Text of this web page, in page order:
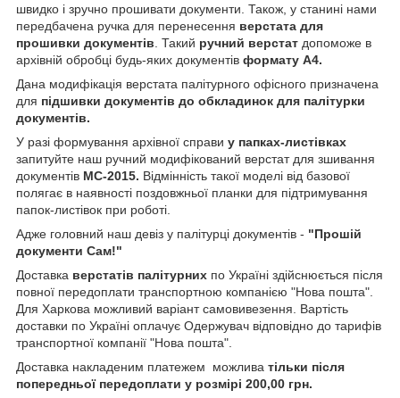
швидко і зручно прошивати документи. Також, у станині нами
передбачена ручка для перенесення верстата для
прошивки документів . Такий ручний верстат допоможе в
архівній обробці будь-яких документів формату А4.
Дана модифікація верстата палітурного офісного призначена
для підшивки документів до обкладинок для палітурки
документів.
У разі формування архівної справи у папках-листівках
запитуйте наш ручний модифікований верстат для зшивання
документів МС-2015. Відмінність такої моделі від базової
полягає в наявності поздовжньої планки для підтримування
папок-листівок при роботі.
Адже головний наш девіз у палітурці документів - "Прошій
документи Сам!"
Доставка верстатів палітурних по Україні здійснюється після
повної передоплати транспортною компанією "Нова пошта".
Для Харкова можливий варіант самовивезення. Вартість
доставки по Україні оплачує Одержувач відповідно до тарифів
транспортної компанії "Нова пошта".
Доставка накладеним платежем можлива тільки після
попередньої передоплати у розмірі 200,00 грн.